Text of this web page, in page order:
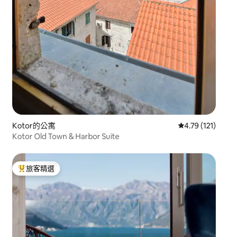
Kotor的公寓 從 121 則評價
4.79 (121)
Kotor Old Town & Harbor Suite
旅客精選榜首
旅客精選